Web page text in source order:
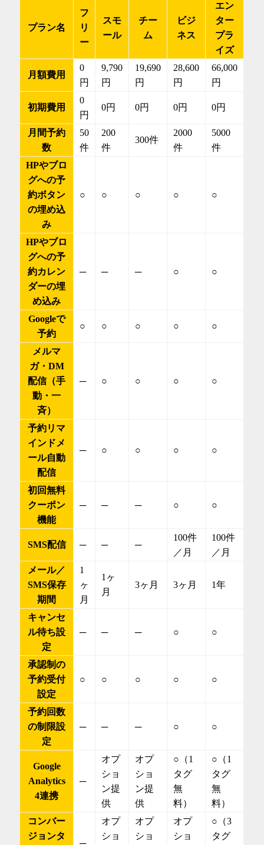
プラン名
フ
リ
ー
スモ
ール
チー
ム
ビジ
ネス
エン
ター
プラ
イズ
月額費用
0
円
9,790
円
19,690
円
28,600
円
66,000
円
初期費用
0
円
0円 0円 0円 0円
月間予約
数
50
件
200
件
300件
2000
件
5000
件
HPやブロ
グへの予
約ボタン
の埋め込
み
○ ○ ○ ○ ○
HPやブロ
グへの予
約カレン
ダーの埋
め込み
─ ─ ─ ○ ○
Googleで
予約
○ ○ ○ ○ ○
メルマ
ガ・DM
配信（手
動・一
斉）
─ ○ ○ ○ ○
予約リマ
インドメ
ール自動
配信
─ ○ ○ ○ ○
初回無料
クーポン
機能
─ ─ ─ ○ ○
SMS配信 ─ ─ ─
100件
／月
100件
／月
メール／
SMS保存
期間
1
ヶ
月
1ヶ
月
3ヶ月 3ヶ月 1年
キャンセ
ル待ち設
定
─ ─ ─ ○ ○
承認制の
予約受付
設定
○ ○ ○ ○ ○
予約回数
の制限設
定
─ ─ ─ ○ ○
Google
Analytics
4連携
─
オプ
ショ
ン提
供
オプ
ショ
ン提
供
○（1
タグ
無
料）
○（1
タグ
無
料）
コンバー
ジョンタ
─
オプ
ショ
オプ
ショ
オプ
ショ
○（3
タグ